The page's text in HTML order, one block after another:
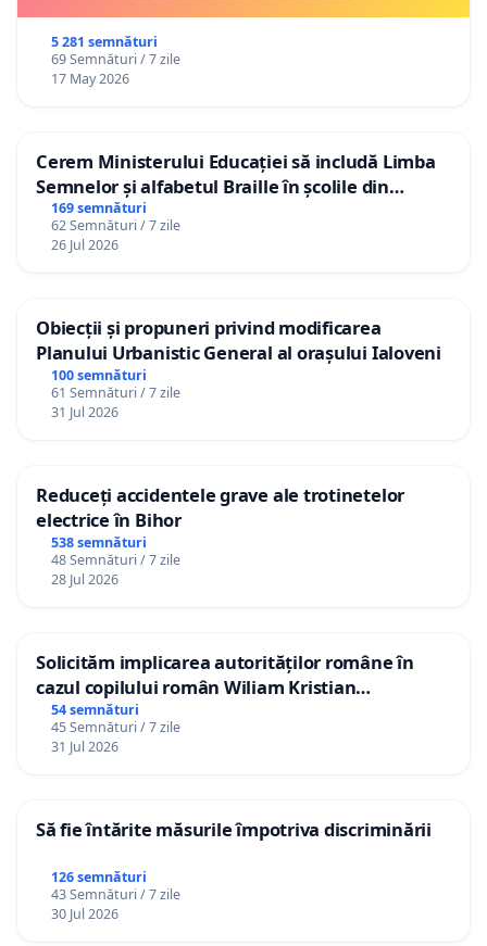
5 281 semnături
69 Semnături / 7 zile
17 May 2026
Cerem Ministerului Educației să includă Limba
Semnelor și alfabetul Braille în școlile din
Republica Moldova!
169 semnături
62 Semnături / 7 zile
26 Jul 2026
Obiecții și propuneri privind modificarea
Planului Urbanistic General al orașului Ialoveni
100 semnături
61 Semnături / 7 zile
31 Jul 2026
Reduceți accidentele grave ale trotinetelor
electrice în Bihor
538 semnături
48 Semnături / 7 zile
28 Jul 2026
Solicităm implicarea autorităților române în
cazul copilului român Wiliam Kristian
Gheorghe, aflat în plasament în Danemarca de
12 ani
54 semnături
45 Semnături / 7 zile
31 Jul 2026
Să fie întărite măsurile împotriva discriminării
126 semnături
43 Semnături / 7 zile
30 Jul 2026